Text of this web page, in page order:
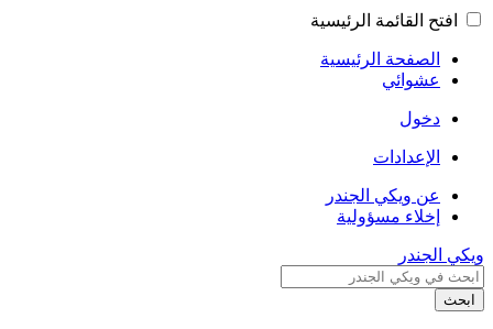
افتح القائمة الرئيسية
الصفحة الرئيسية
عشوائي
دخول
الإعدادات
عن ويكي الجندر
إخلاء مسؤولية
ويكي الجندر
ابحث